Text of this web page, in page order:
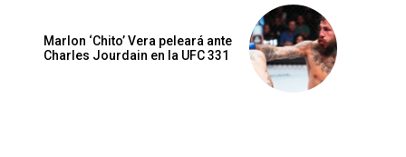
Marlon ‘Chito’ Vera peleará ante
Charles Jourdain en la UFC 331